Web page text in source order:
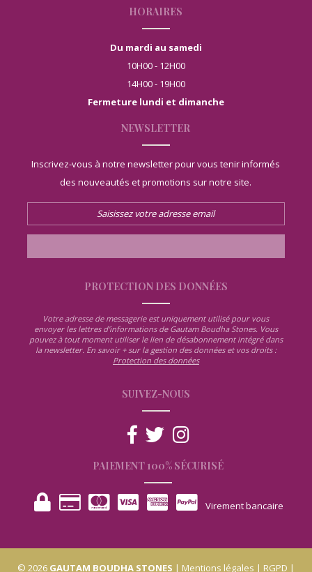
HORAIRES
Du mardi au samedi
10H00 - 12H00
14H00 - 19H00
Fermeture lundi et dimanche
NEWSLETTER
Inscrivez-vous à notre newsletter pour vous tenir informés
des nouveautés et promotions sur notre site.
PROTECTION DES DONNÉES
Votre adresse de messagerie est uniquement utilisé pour vous
envoyer les lettres d'informations de Gautam Boudha Stones. Vous
pouvez à tout moment utiliser le lien de désabonnement intégré dans
la newsletter. En savoir + sur la gestion des données et vos droits :
Protection des données
SUIVEZ-NOUS
PAIEMENT 100% SÉCURISÉ
Virement bancaire
© 2026 GAUTAM BOUDHA STONES | Mentions légales | RGPD |